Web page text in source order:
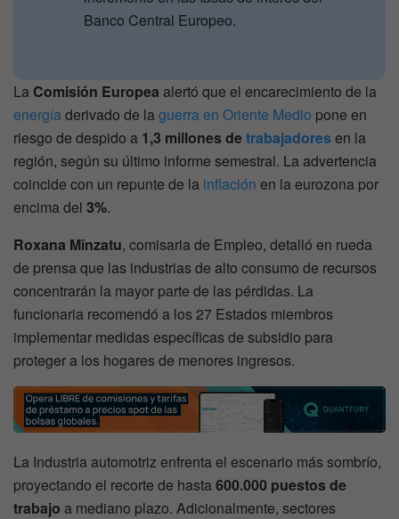
Banco Central Europeo.
La Comisión Europea alertó que el encarecimiento de la
energíaderivado de laguerra en Oriente Medio pone en
riesgo de despido a 1,3 millones detrabajadores en la
región, según su último informe semestral. La advertencia
coincide con un repunte de la inflación en la eurozona por
encima del 3%.
Roxana Mînzatu, comisaria de Empleo, detalló en rueda
de prensa que las industrias de alto consumo de recursos
concentrarán la mayor parte de las pérdidas. La
funcionaria recomendó a los 27 Estados miembros
implementar medidas específicas de subsidio para
proteger a los hogares de menores ingresos.
La Industria automotriz enfrenta el escenario más sombrío,
proyectando el recorte de hasta600.000 puestos de
trabajo a mediano plazo. Adicionalmente, sectores